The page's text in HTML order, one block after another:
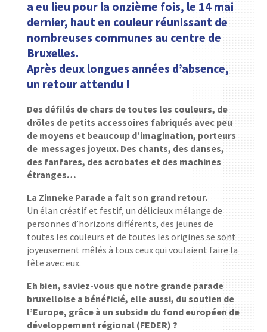
a eu lieu pour la onzième fois, le 14 mai
dernier, haut en couleur réunissant de
nombreuses communes au centre de
Bruxelles.
Après deux longues années d’absence,
un retour attendu !
Des défilés de chars de toutes les couleurs, de
drôles de petits accessoires fabriqués avec peu
de moyens et beaucoup d’imagination, porteurs
de messages joyeux. Des chants, des danses,
des fanfares, des acrobates et des machines
étranges…
La Zinneke Parade a fait son grand retour.
Un élan créatif et festif, un délicieux mélange de
personnes d’horizons différents, des jeunes de
toutes les couleurs et de toutes les origines se sont
joyeusement mêlés à tous ceux qui voulaient faire la
fête avec eux.
Eh bien, saviez-vous que notre grande parade
bruxelloise a bénéficié, elle aussi, du soutien de
l’Europe, grâce à un subside du fond européen de
développement régional (FEDER) ?